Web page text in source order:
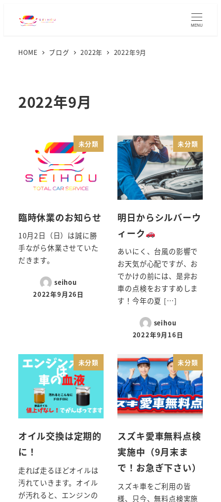
MENU
HOME ブログ 2022年 2022年9月
2022年9月
未分類
臨時休業のお知らせ
10月2日（日）は誠に勝
手ながら休業させていた
だきます。
seihou
2022年9月26日
未分類
明日からシルバーウ
ィーク
あいにく、台風の影響で
お天気が心配ですが、お
でかけの前には、是非お
車の点検をおすすめしま
す！今年の夏 […]
seihou
2022年9月16日
未分類
オイル交換は定期的
に！
走れば走るほどオイルは
汚れていきます。オイル
が汚れると、エンジンの
未分類
スズキ愛車無料点検
実施中（9月末ま
で！お急ぎ下さい）
スズキ車をご利用の皆
様、只今、無料点検実施